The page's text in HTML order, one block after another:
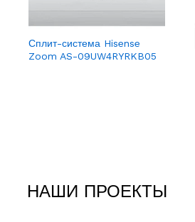
Сплит-система Hisense
Zoom AS-09UW4RYRKB05
НАШИ ПРОЕКТЫ